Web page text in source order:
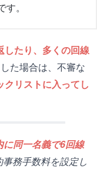
。
たり、多くの回線
た場合は、不審な
クリストに入ってし
に同一名義で6回線
事務手数料を設定し